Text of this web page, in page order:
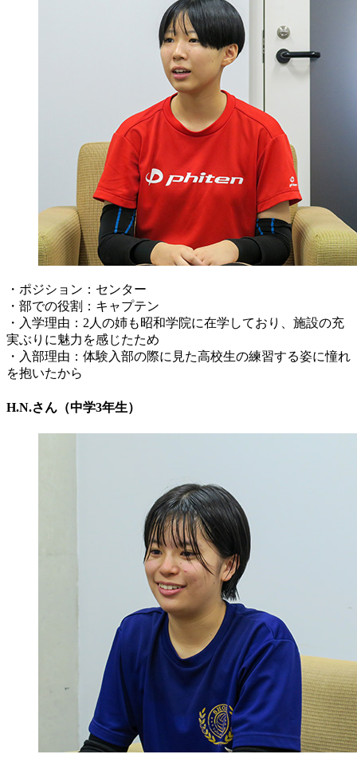
・ポジション：センター
・部での役割：キャプテン
・入学理由：2人の姉も昭和学院に在学しており、施設の充
実ぶりに魅力を感じたため
・入部理由：体験入部の際に見た高校生の練習する姿に憧れ
を抱いたから
H.N.さん（中学3年生）